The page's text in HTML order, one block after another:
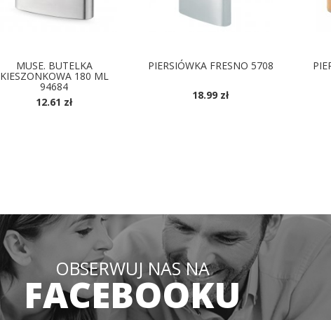
MUSE. BUTELKA
KIESZONKOWA 180 ML
94684
12.61 zł
PIERSIÓWKA FRESNO 5708
18.99 zł
OBSERWUJ NAS NA
FACEBOOKU